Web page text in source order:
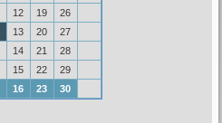
12 19
26
13 20
27
14 21
28
15 22
29
16 23 30